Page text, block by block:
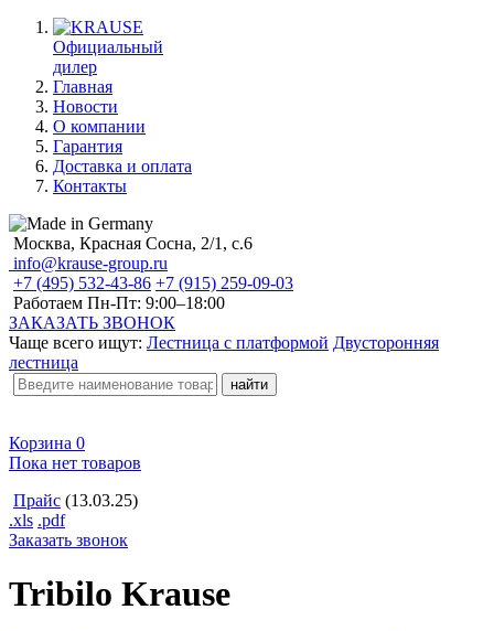
Официальный
дилер
Главная
Новости
О компании
Гарантия
Доставка и оплата
Контакты
Москва, Красная Сосна, 2/1, с.6
info@krause-group.ru
+7 (495) 532-43-86 +7 (915) 259-09-03
Работаем Пн-Пт: 9:00–18:00
ЗАКАЗАТЬ ЗВОНОК
Чаще всего ищут: Лестница с платформой Двусторонняя
лестница
Корзина 0
Пока нет товаров
Прайс (13.03.25)
.xls .pdf
Заказать звонок
Tribilo Krause